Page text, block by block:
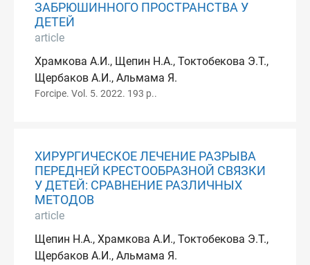
ЗАБРЮШИННОГО ПРОСТРАНСТВА У
ДЕТЕЙ
article
Храмкова А.И., Щепин Н.А., Токтобекова Э.Т.,
Щербаков А.И., Альмама Я.
Forcipe. Vol. 5. 2022. 193 p..
ХИРУРГИЧЕСКОЕ ЛЕЧЕНИЕ РАЗРЫВА
ПЕРЕДНЕЙ КРЕСТООБРАЗНОЙ СВЯЗКИ
У ДЕТЕЙ: СРАВНЕНИЕ РАЗЛИЧНЫХ
МЕТОДОВ
article
Щепин Н.А., Храмкова А.И., Токтобекова Э.Т.,
Щербаков А.И., Альмама Я.